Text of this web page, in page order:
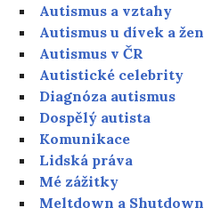
Autismus a vztahy
Autismus u dívek a žen
Autismus v ČR
Autistické celebrity
Diagnóza autismus
Dospělý autista
Komunikace
Lidská práva
Mé zážitky
Meltdown a Shutdown